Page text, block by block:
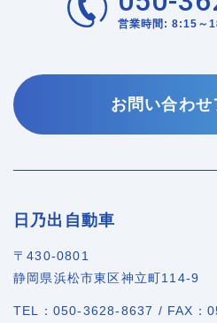
営業時間: 8:15～
お問い合わせ
日乃出自動車
〒430-0801
静岡県浜松市東区神立町114-9
TEL：050-3628-8637 / FAX：